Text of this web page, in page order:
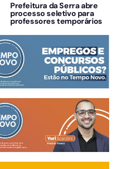
Prefeitura da Serra abre
processo seletivo para
professores temporários